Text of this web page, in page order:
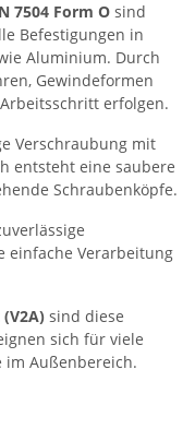
7504 Form O sind
Befestigungen in
Aluminium. Durch
Gewindeformen
erfolgen.
Verschraubung mit
entsteht eine saubere
Schraubenköpfe.
einfache Verarbeitung
sind diese
sich für viele
im Außenbereich.